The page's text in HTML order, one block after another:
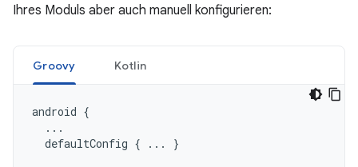
Ihres Moduls aber auch manuell konfigurieren:
Groovy Kotlin
android {
...
defaultConfig { ... }